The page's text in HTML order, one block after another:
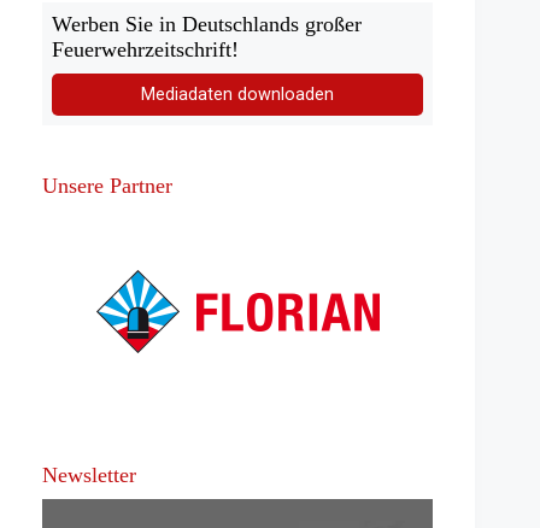
Werben Sie in Deutschlands großer
Feuerwehrzeitschrift!
Mediadaten downloaden
Unsere Partner
Newsletter